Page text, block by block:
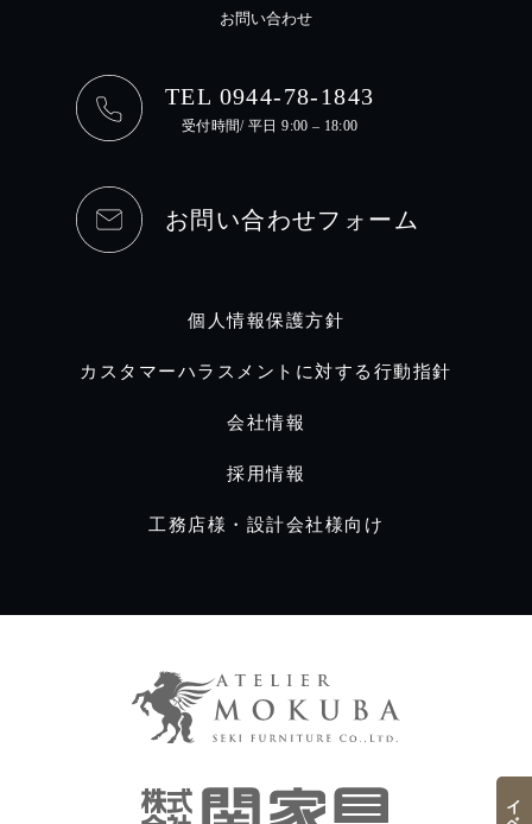
お問い合わせ
TEL 0944-78-1843
受付時間/ 平日 9:00 – 18:00
お問い合わせフォーム
個人情報保護方針
カスタマーハラスメントに対する行動指針
会社情報
採用情報
工務店様・設計会社様向け